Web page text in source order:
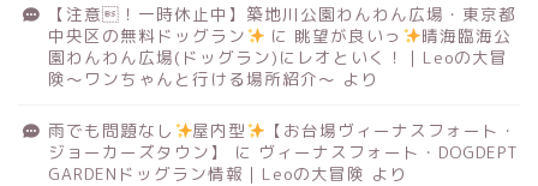
【注意！一時休止中】築地川公園わんわん広場・東京都
中央区の無料ドッグラン
に 眺望が良いっ
晴海臨海公
園わんわん広場(ドッグラン)にレオといく！｜Leoの大冒
険〜ワンちゃんと行ける場所紹介〜 より
雨でも問題なし 屋内型
【お台場ヴィーナスフォート・
ジョーカーズタウン】
に ヴィーナスフォート・DOGDEPT
GARDENドッグラン情報｜Leoの大冒険 より